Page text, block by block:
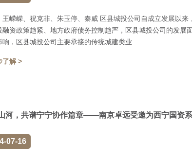
王嵘嵘、祝克非、朱玉停、秦威 区县城投公司自成立发展以来
融资政策趋紧、地方政府债务控制趋严，区县城投公司的发展
响，区县城投公司主要承接的传统城建类业...
了解 >
河，共谱宁宁协作篇章——南京卓远受邀为西宁国资系
07-16